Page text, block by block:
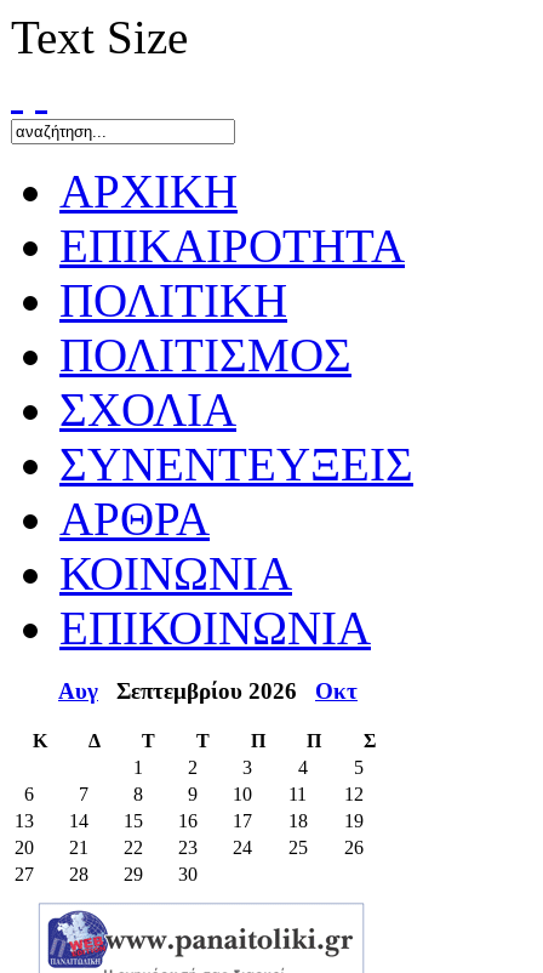
Text Size
ΑΡΧΙΚΗ
ΕΠΙΚΑΙΡΟΤΗΤΑ
ΠΟΛΙΤΙΚΗ
ΠΟΛΙΤΙΣΜΟΣ
ΣΧΟΛΙΑ
ΣΥΝΕΝΤΕΥΞΕΙΣ
ΑΡΘΡΑ
ΚΟΙΝΩΝΙΑ
ΕΠΙΚΟΙΝΩΝΙΑ
Αυγ Σεπτεμβρίου 2026 Οκτ
Κ Δ Τ Τ Π Π
Σ
1
2 3 4
5
6
7 8 9 10 11
12
13
14 15 16 17 18
19
20
21 22 23 24 25
26
27
28 29 30